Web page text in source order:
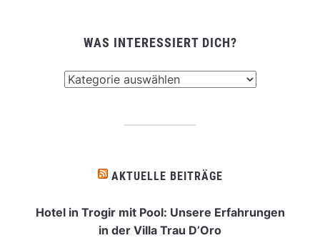
WAS INTERESSIERT DICH?
AKTUELLE BEITRÄGE
Hotel in Trogir mit Pool: Unsere Erfahrungen
in der Villa Trau D’Oro